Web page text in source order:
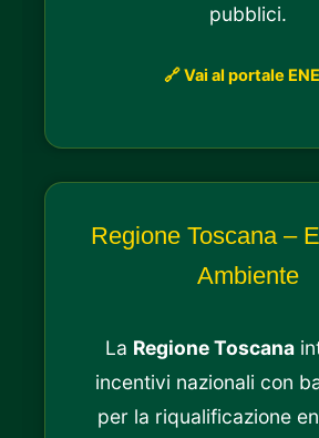
pubblici.
🔗 Vai al portale
Regione Toscana –
Ambiente
La Regione Toscana
incentivi nazionali con
per la riqualificazione